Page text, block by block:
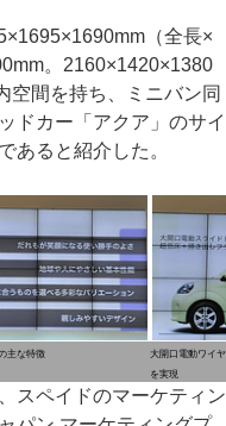
（全長×
。2160×1420×1380
空間を持ち、ミニバン同
ドカー「アクア」のサイ
あると紹介した。
主な特徴
大開口電動ワイ
を実現
スペイドのマーケティン